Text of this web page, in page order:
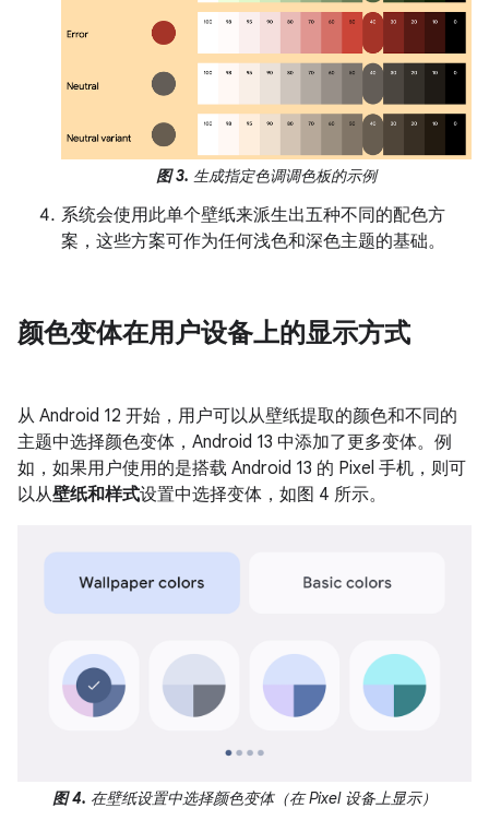
图 3. 生成指定色调调色板的示例
系统会使用此单个壁纸来派生出五种不同的配色方
案，这些方案可作为任何浅色和深色主题的基础。
颜色变体在用户设备上的显示方式
从 Android 12 开始，用户可以从壁纸提取的颜色和不同的
主题中选择颜色变体，Android 13 中添加了更多变体。例
如，如果用户使用的是搭载 Android 13 的 Pixel 手机，则可
以从壁纸和样式设置中选择变体，如图 4 所示。
图 4. 在壁纸设置中选择颜色变体（在 Pixel 设备上显示）